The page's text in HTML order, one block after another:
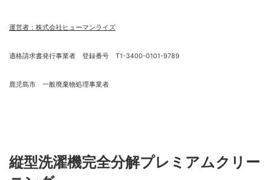
運営者：株式会社ヒューマンライズ
適格請求書発行事業者 登録番号 T1-3400-0101-9789
鹿児島市 一般廃棄物処理事業者
縦型洗濯機完全分解プレミアムクリー